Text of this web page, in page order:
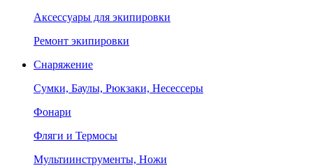
Аксессуары для экипировки
Ремонт экипировки
Снаряжение
Сумки, Баулы, Рюкзаки, Несессеры
Фонари
Фляги и Термосы
Мультиинструменты, Ножи